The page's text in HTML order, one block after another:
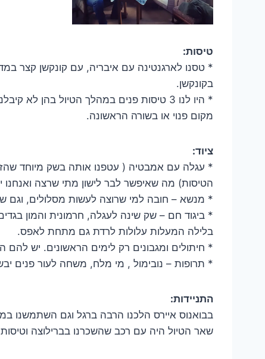
טיסות:
בקונקשן.
מקום פנוי או בשורה הראשונה.
ציוד:
* עגלה עם אמבטיה ( עטפנו אותה בשק מיוחד
הטיסות) מה שאיפשר לבר לישון מתי שרצה ואנחנו
* מנשא – חובה למי שרוצה לעשות מסלולים, וגם
* ביגוד חם – שק שינה לעגלה, חרמונית והמון
בלילה המעלות עלולות לרדת גם מתחת לאפס.
* חיתולים ומגבונים רק לימים הראשונים. יש
* תרופות – נובימול , מי מלח, משחה לעור פנים
התניידות:
בבואנוס איירס הלכנו הרבה ברגל וגם השתמשנו
שאר הטיול היה עם רכב שהשכרנו בברילוצה